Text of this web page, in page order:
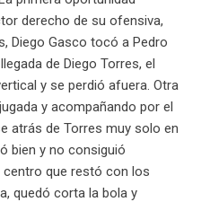
derecho de su ofensiva,
Diego Gasco tocó a Pedro
de Diego Torres, el
y se perdió afuera. Otra
y acompañando por el
atrás de Torres muy solo en
bien y no consiguió
que restó con los
quedó corta la bola y